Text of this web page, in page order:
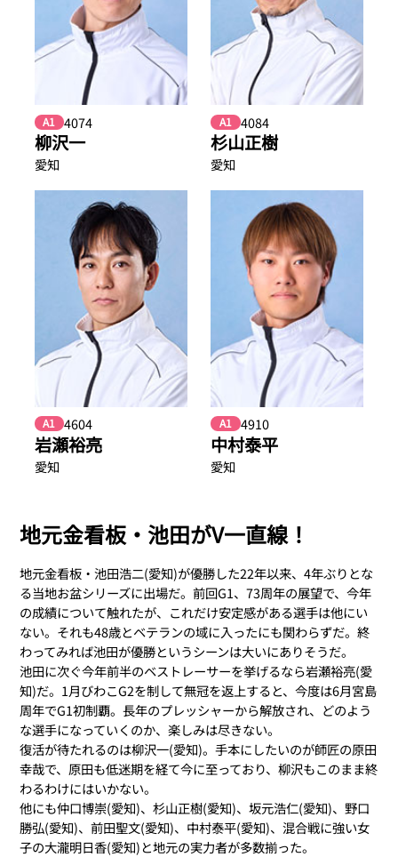
A1 4074
柳沢一
愛知
A1 4084
杉山正樹
愛知
A1 4604
岩瀬裕亮
愛知
A1 4910
中村泰平
愛知
地元金看板・池田がV一直線！
地元金看板・池田浩二(愛知)が優勝した22年以来、4年ぶりとな
る当地お盆シリーズに出場だ。前回G1、73周年の展望で、今年
の成績について触れたが、これだけ安定感がある選手は他にい
ない。それも48歳とベテランの域に入ったにも関わらずだ。終
わってみれば池田が優勝というシーンは大いにありそうだ。
池田に次ぐ今年前半のベストレーサーを挙げるなら岩瀬裕亮(愛
知)だ。1月びわこG2を制して無冠を返上すると、今度は6月宮島
周年でG1初制覇。長年のプレッシャーから解放され、どのよう
な選手になっていくのか、楽しみは尽きない。
復活が待たれるのは柳沢一(愛知)。手本にしたいのが師匠の原田
幸哉で、原田も低迷期を経て今に至っており、柳沢もこのまま終
わるわけにはいかない。
他にも仲口博崇(愛知)、杉山正樹(愛知)、坂元浩仁(愛知)、野口
勝弘(愛知)、前田聖文(愛知)、中村泰平(愛知)、混合戦に強い女
子の大瀧明日香(愛知)と地元の実力者が多数揃った。